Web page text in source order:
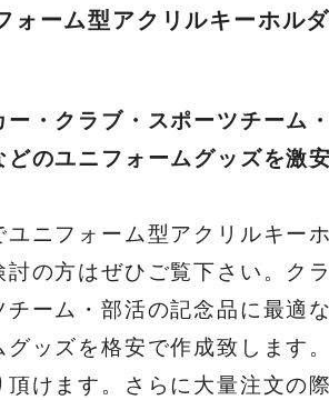
ォーム型アクリルキーホル
ー・クラブ・スポーツチーム
どのユニフォームグッズを激
ユニフォーム型アクリルキー
討の方はぜひご覧下さい。ク
チーム・部活の記念品に最適
グッズを格安で作成致します
頂けます。さらに大量注文の